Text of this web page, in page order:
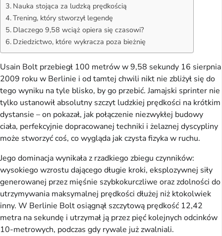
Nauka stojąca za ludzką prędkością
Trening, który stworzył legendę
Dlaczego 9,58 wciąż opiera się czasowi?
Dziedzictwo, które wykracza poza bieżnię
Usain Bolt przebiegł 100 metrów w 9,58 sekundy 16 sierpnia
2009 roku w Berlinie i od tamtej chwili nikt nie zbliżył się do
tego wyniku na tyle blisko, by go przebić. Jamajski sprinter nie
tylko ustanowił absolutny szczyt ludzkiej prędkości na krótkim
dystansie – on pokazał, jak połączenie niezwykłej budowy
ciała, perfekcyjnie dopracowanej techniki i żelaznej dyscypliny
może stworzyć coś, co wygląda jak czysta fizyka w ruchu.
Jego dominacja wynikała z rzadkiego zbiegu czynników:
wysokiego wzrostu dającego długie kroki, eksplozywnej siły
generowanej przez mięśnie szybkokurczliwe oraz zdolności do
utrzymywania maksymalnej prędkości dłużej niż ktokolwiek
inny. W Berlinie Bolt osiągnął szczytową prędkość 12,42
metra na sekundę i utrzymał ją przez pięć kolejnych odcinków
10-metrowych, podczas gdy rywale już zwalniali.